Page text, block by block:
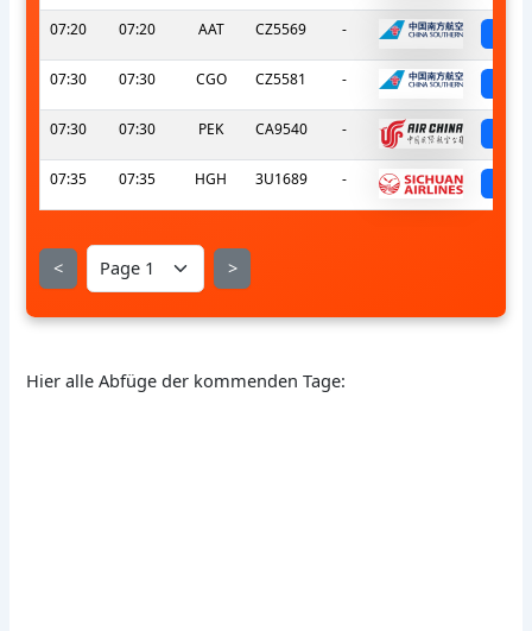
07:20 07:20 AAT CZ5569 -
07:30 07:30 CGO CZ5581 -
07:30 07:30 PEK CA9540 -
07:35 07:35 HGH 3U1689 -
< >
Hier alle Abfüge der kommenden Tage: